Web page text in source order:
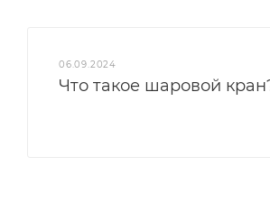
06.09.2024
Что такое шаровой